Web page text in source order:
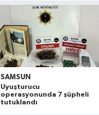
SAMSUN
Uyuşturucu
operasyonunda 7 şüpheli
tutuklandı